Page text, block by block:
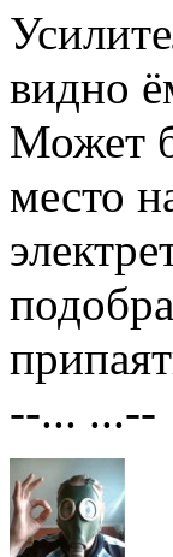
видно
Может
место
--... ...--